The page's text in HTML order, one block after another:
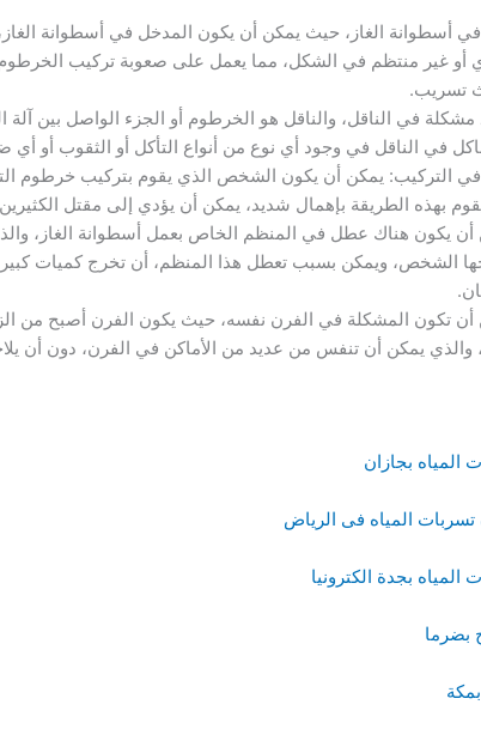
أسطوانة الغاز، حيث يمكن أن يكون المدخل في أسطوانة
أو غير منتظم في الشكل، مما يعمل على صعوبة تركيب الخرطوم
تسريب.
في الناقل، والناقل هو الخرطوم أو الجزء الواصل بين
في الناقل في وجود أي نوع من أنواع التأكل أو الثقوب أو أي
التركيب: يمكن أن يكون الشخص الذي يقوم بتركيب خرطوم
بهذه الطريقة بإهمال شديد، يمكن أن يؤدي إلى مقتل
أن يكون هناك عطل في المنظم الخاص بعمل أسطوانة الغاز،
الشخص، ويمكن بسبب تعطل هذا المنظم، أن تخرج كميات
أن تكون المشكلة في الفرن نفسه، حيث يكون الفرن أصبح من
والذي يمكن أن تنفس من عديد من الأماكن في الفرن، دون أن
بجازان
المياه فى الرياض
بجدة الكترونيا
بضرما